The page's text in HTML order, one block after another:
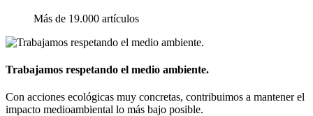
Más de 19.000 artículos
Trabajamos respetando el medio ambiente.
Con acciones ecológicas muy concretas, contribuimos a mantener el
impacto medioambiental lo más bajo posible.